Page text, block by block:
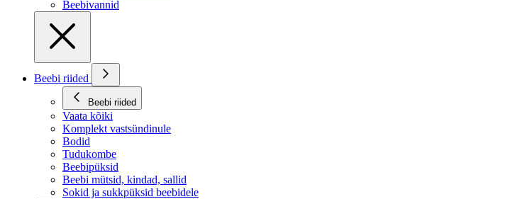
Beebivannid
Beebi riided
Beebi riided
Vaata kõiki
Komplekt vastsündinule
Bodid
Tudukombe
Beebipüksid
Beebi mütsid, kindad, sallid
Sokid ja sukkpüksid beebidele